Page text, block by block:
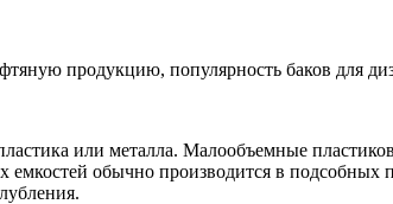
продукцию, популярность баков для
или металла. Малообъемные
емкостей обычно производится в